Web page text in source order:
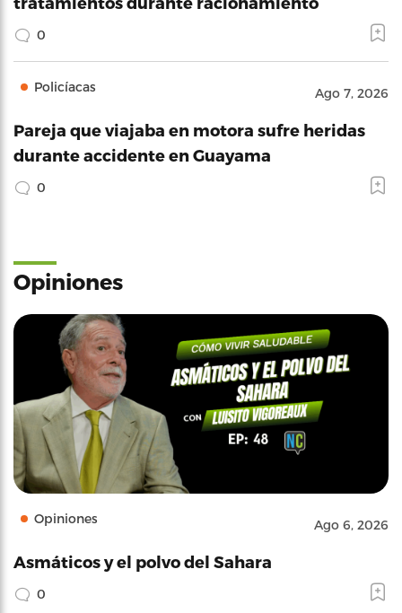
0
Policíacas Ago 7, 2026
Pareja que viajaba en motora sufre heridas
durante accidente en Guayama
0
Opiniones
Opiniones Ago 6, 2026
Asmáticos y el polvo del Sahara
0